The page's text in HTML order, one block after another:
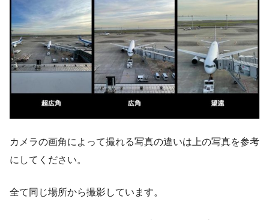
カメラの画角によって撮れる写真の違いは上の写真を参考
にしてください。
全て同じ場所から撮影しています。